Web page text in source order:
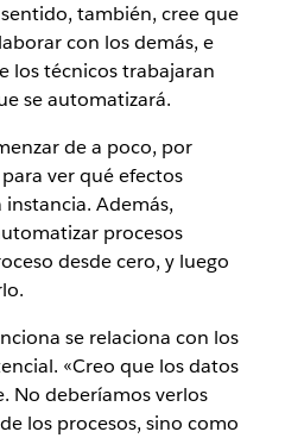
también, cree que
con los demás, e
los técnicos trabajaran
se automatizará.
de a poco, por
ver qué efectos
Además,
procesos
desde cero, y luego
se relaciona con los
«Creo que los datos
No deberíamos verlos
los procesos, sino como